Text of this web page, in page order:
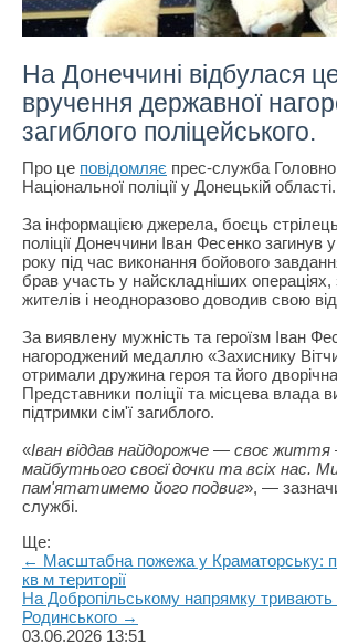
На Донеччині відбулася
вручення державної
загиблого поліцейського.
Про це повідомляє прес-служба
Національної поліції у Донецькій області.
За інформацією джерела, боєць
поліції Донеччини Іван Фесенко загинув
року під час виконання бойового
брав участь у найскладніших
жителів і неодноразово доводив свою
За виявлену мужність та героїзм Іван
нагороджений медаллю «Захиснику
отримали дружина героя та його
Представники поліції та місцева влада
підтримки сім'ї загиблого.
«Іван віддав найдорожче — своє
майбутнього своєї дочки та всіх нас.
пам'ятатимемо його подвиг», —
службі.
Ще:
← Масштабна пожежа у Краматорську:
кв м території
На Добропільському напрямку тривають
Родинського →
03.06.2026 13:51